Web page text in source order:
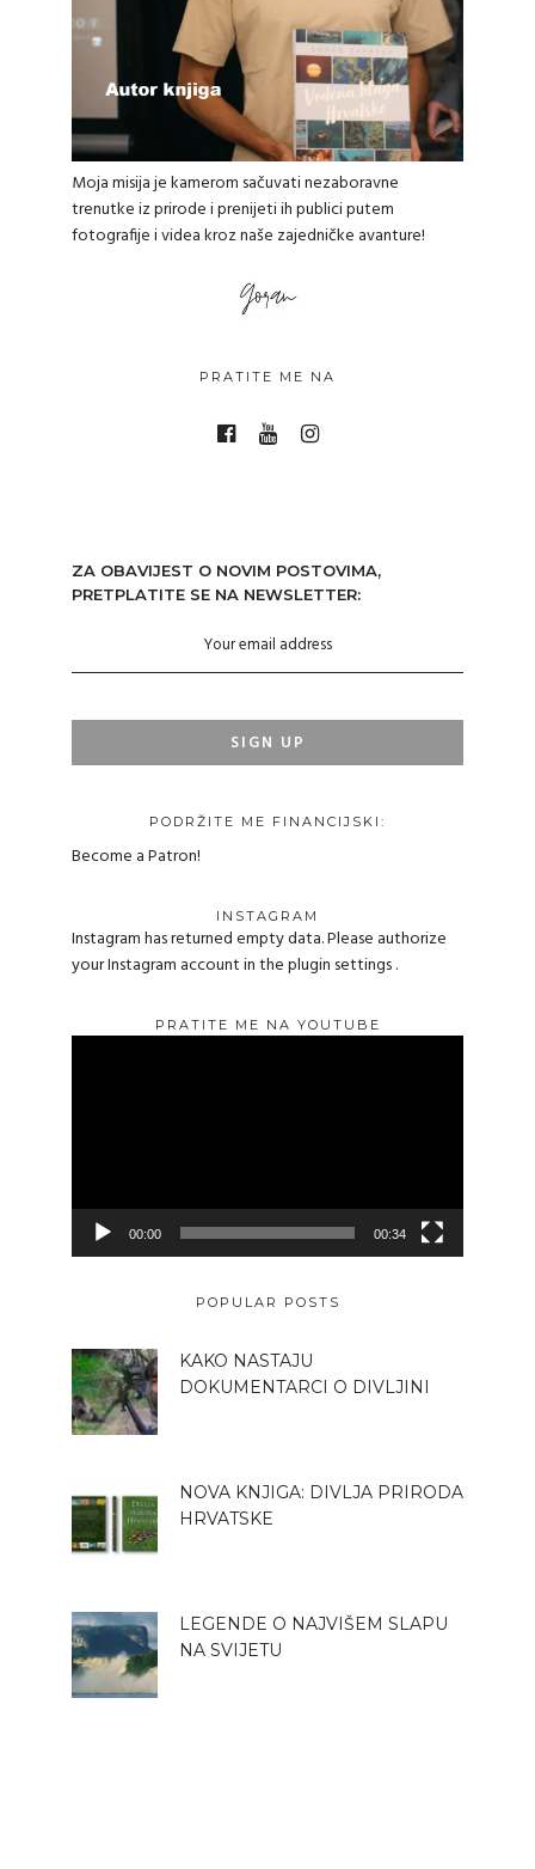
Moja misija je kamerom sačuvati nezaboravne
trenutke iz prirode i prenijeti ih publici putem
fotografije i videa kroz naše zajedničke avanture!
PRATITE ME NA
ZA OBAVIJEST O NOVIM POSTOVIMA,
PRETPLATITE SE NA NEWSLETTER:
PODRŽITE ME FINANCIJSKI:
Become a Patron!
INSTAGRAM
Instagram has returned empty data. Please authorize
your Instagram account in theplugin settings.
PRATITE ME NA YOUTUBE
00:00 00:34
POPULAR POSTS
KAKO NASTAJU
DOKUMENTARCI O DIVLJINI
NOVA KNJIGA: DIVLJA PRIRODA
HRVATSKE
LEGENDE O NAJVIŠEM SLAPU
NA SVIJETU